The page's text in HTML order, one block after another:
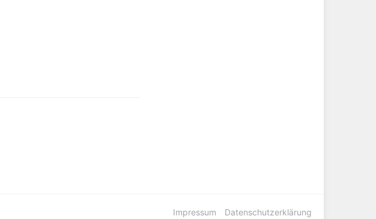
Impressum Datenschutzerklärung